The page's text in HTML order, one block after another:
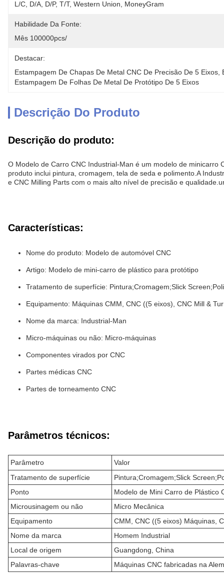
L/C, D/A, D/P, T/T, Western Union, MoneyGram
Habilidade Da Fonte:
Mês 100000pcs/
Destacar:
Estampagem De Chapas De Metal CNC De Precisão De 5 Eixos
Estampagem De Folhas De Metal De Protótipo De 5 Eixos
Descrição Do Produto
Descrição do produto:
O Modelo de Carro CNC Industrial-Man é um modelo de
produto inclui pintura, cromagem, tela de seda e polimento.A
e CNC Milling Parts com o mais alto nível de precisão e
Características:
Nome do produto: Modelo de automóvel CNC
Artigo: Modelo de mini-carro de plástico para protótipo
Tratamento de superfície: Pintura;Cromagem;Slick
Equipamento: Máquinas CMM, CNC ((5 eixos), CNC Mill &
Nome da marca: Industrial-Man
Micro-máquinas ou não: Micro-máquinas
Componentes virados por CNC
Partes médicas CNC
Partes de torneamento CNC
Parâmetros técnicos:
Parâmetro
Valor
Tratamento de superfície
Pintura;Cromagem;Slick
Ponto
Modelo de Mini Carro de Plástico
Microusinagem ou não
Micro Mecânica
Equipamento
CMM, CNC ((5 eixos) Máquinas,
Nome da marca
Homem Industrial
Local de origem
Guangdong, China
Palavras-chave
Máquinas CNC fabricadas na